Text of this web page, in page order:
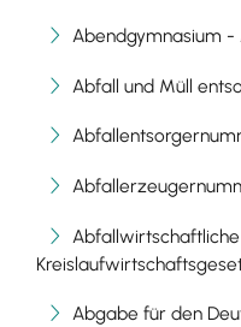
Abendgymnasium
Abfall und Müll
Abgabe für den